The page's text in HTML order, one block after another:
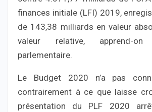
finances initiale (LFI) 2019,
de 143,38 milliards en valeur
valeur relative, apprend-
parlementaire.
Le Budget 2020 n’a pas
contrairement à ce que laisse
présentation du PLF 2020